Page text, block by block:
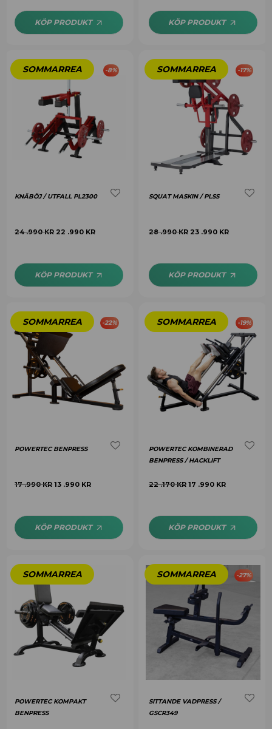
KÖP PRODUKT KÖP PRODUKT
-8%
KNÄBÖJ / UTFALL PL2300
24 .990KR 22 .990 KR
KÖP PRODUKT
-17%
SQUAT MASKIN / PLSS
28 .990KR 23 .990 KR
KÖP PRODUKT
-22%
POWERTEC BENPRESS
17 .990KR 13 .990 KR
KÖP PRODUKT
-19%
POWERTEC KOMBINERAD
BENPRESS / HACKLIFT
22 .170KR 17 .990 KR
KÖP PRODUKT
POWERTEC KOMPAKT
BENPRESS
-27%
SITTANDE VADPRESS /
GSCR349